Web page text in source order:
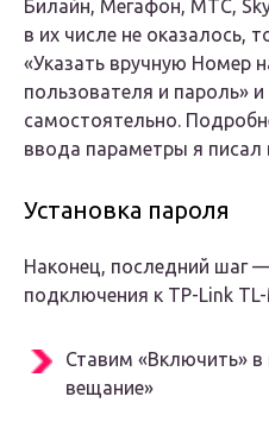
Билайн, Мегафон, МТС,
в их числе не оказалось,
«Указать вручную Номер
пользователя и пароль»
самостоятельно.
ввода параметры я писал
Установка пароля
Наконец, последний шаг
подключения к TP-Link
Ставим «Включить»
вещание»